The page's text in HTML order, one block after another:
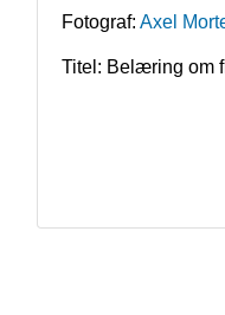
Fotograf: Axel
Titel: Belæring om